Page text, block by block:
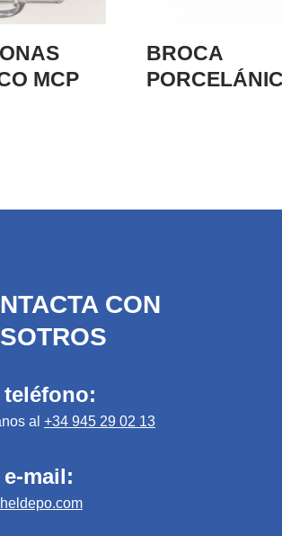
MCP
BROCA
CON
teléfono:
al +34 945 29 02 13
mail: